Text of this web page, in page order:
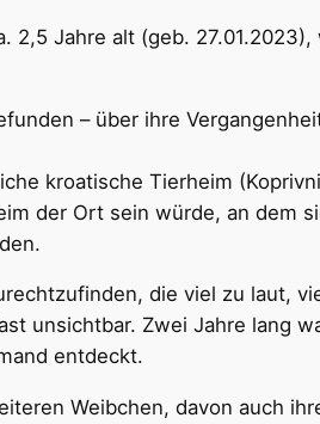
2,5 Jahre alt (geb.
– über ihre
kroatische Tierheim
der Ort sein würde, an dem
die viel zu laut,
unsichtbar. Zwei Jahre lang
entdeckt.
Weibchen, davon auch